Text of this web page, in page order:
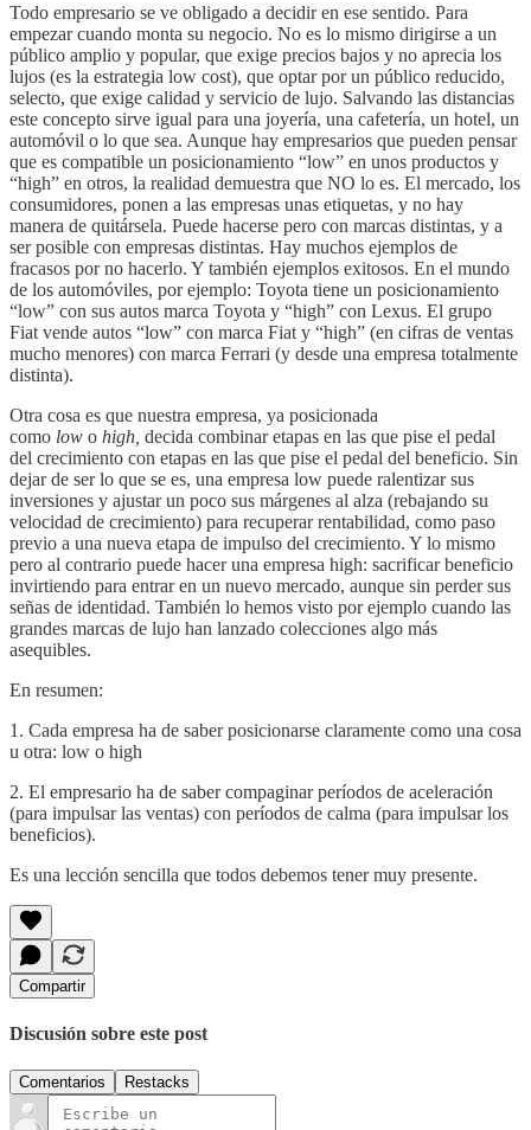
Todo empresario se ve obligado a decidir en ese sentido. Para
empezar cuando monta su negocio. No es lo mismo dirigirse a un
público amplio y popular, que exige precios bajos y no aprecia los
lujos (es la estrategia low cost), que optar por un público reducido,
selecto, que exige calidad y servicio de lujo. Salvando las distancias
este concepto sirve igual para una joyería, una cafetería, un hotel, un
automóvil o lo que sea. Aunque hay empresarios que pueden pensar
que es compatible un posicionamiento “low” en unos productos y
“high” en otros, la realidad demuestra que NO lo es. El mercado, los
consumidores, ponen a las empresas unas etiquetas, y no hay
manera de quitársela. Puede hacerse pero con marcas distintas, y a
ser posible con empresas distintas. Hay muchos ejemplos de
fracasos por no hacerlo. Y también ejemplos exitosos. En el mundo
de los automóviles, por ejemplo: Toyota tiene un posicionamiento
“low” con sus autos marca Toyota y “high” con Lexus. El grupo
Fiat vende autos “low” con marca Fiat y “high” (en cifras de ventas
mucho menores) con marca Ferrari (y desde una empresa totalmente
distinta).
Otra cosa es que nuestra empresa, ya posicionada
como low o high, decida combinar etapas en las que pise el pedal
del crecimiento con etapas en las que pise el pedal del beneficio. Sin
dejar de ser lo que se es, una empresa low puede ralentizar sus
inversiones y ajustar un poco sus márgenes al alza (rebajando su
velocidad de crecimiento) para recuperar rentabilidad, como paso
previo a una nueva etapa de impulso del crecimiento. Y lo mismo
pero al contrario puede hacer una empresa high: sacrificar beneficio
invirtiendo para entrar en un nuevo mercado, aunque sin perder sus
señas de identidad. También lo hemos visto por ejemplo cuando las
grandes marcas de lujo han lanzado colecciones algo más
asequibles.
En resumen:
1. Cada empresa ha de saber posicionarse claramente como una cosa
u otra: low o high
2. El empresario ha de saber compaginar períodos de aceleración
(para impulsar las ventas) con períodos de calma (para impulsar los
beneficios).
Es una lección sencilla que todos debemos tener muy presente.
Compartir
Discusión sobre este post
Comentarios Restacks